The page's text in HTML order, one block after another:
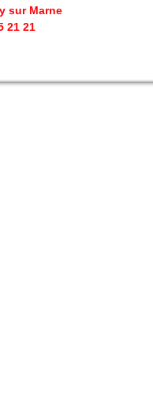
sur Marne
21 21